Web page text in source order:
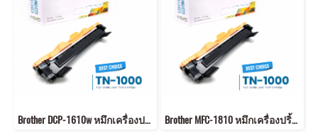
Brother DCP-1610w หมึกเครื่องปริ้น พิมพ์คมชัด รับประกัน 1 ปี! Brother MFC-1810 หมึกเครื่องปริ้น พิมพ์คมชัด รับประกัน 1 ปี!